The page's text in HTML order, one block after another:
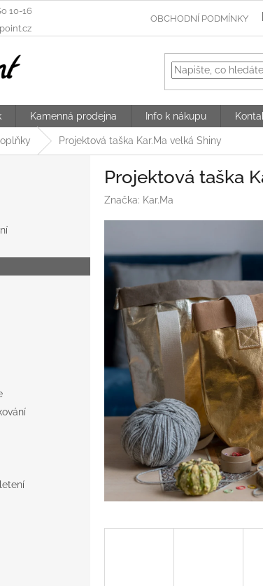
10-16
OBCHODNÍ PODMÍNKY
Kamenná prodejna Info k nákupu
Projektová taška Kar.Ma velká Shiny
Projektová taška
Značka: Kar.Ma